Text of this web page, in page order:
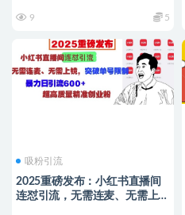
9 5
吸粉引流
2025重磅发布：小红书直播间
连怼引流，无需连麦、无需上